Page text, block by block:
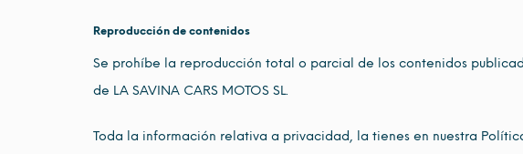
Reproducción de contenidos
Se prohíbe la reproducción total o parcial de los contenidos
de LA SAVINA CARS MOTOS SL.
Toda la información relativa a privacidad, la tienes en nuestra